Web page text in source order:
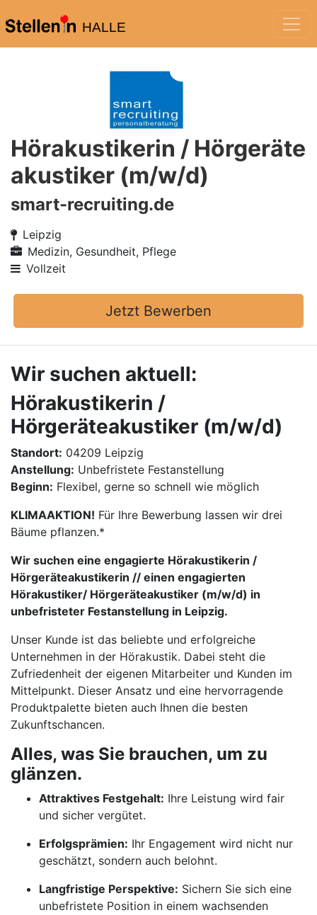
HALLE
Hörakustikerin / Hörgeräte
akustiker (m/w/d)
smart-recruiting.de
Leipzig
Medizin, Gesundheit, Pflege
Vollzeit
Jetzt Bewerben
Wir suchen aktuell:
Hörakustikerin /
Hörgeräteakustiker (m/w/d)
Standort: 04209 Leipzig
Anstellung: Unbefristete Festanstellung
Beginn: Flexibel, gerne so schnell wie möglich
KLIMAAKTION! Für Ihre Bewerbung lassen wir drei
Bäume pflanzen.*
Wir suchen eine engagierte Hörakustikerin /
Hörgeräteakustikerin // einen engagierten
Hörakustiker/ Hörgeräteakustiker (m/w/d) in
unbefristeter Festanstellung in Leipzig.
Unser Kunde ist das beliebte und erfolgreiche
Unternehmen in der Hörakustik. Dabei steht die
Zufriedenheit der eigenen Mitarbeiter und Kunden im
Mittelpunkt. Dieser Ansatz und eine hervorragende
Produktpalette bieten auch Ihnen die besten
Zukunftschancen.
Alles, was Sie brauchen, um zu
glänzen.
Attraktives Festgehalt: Ihre Leistung wird fair
und sicher vergütet.
Erfolgsprämien: Ihr Engagement wird nicht nur
geschätzt, sondern auch belohnt.
Langfristige Perspektive: Sichern Sie sich eine
unbefristete Position in einem wachsenden